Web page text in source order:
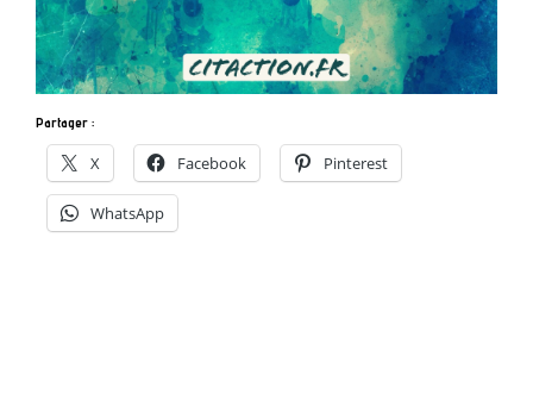
Partager :
X Facebook Pinterest
WhatsApp